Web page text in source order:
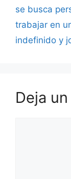
se busca
trabajar en
indefinido y
Deja